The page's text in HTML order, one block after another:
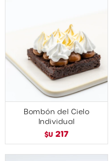
Bombón del Cielo
Individual
$U 217